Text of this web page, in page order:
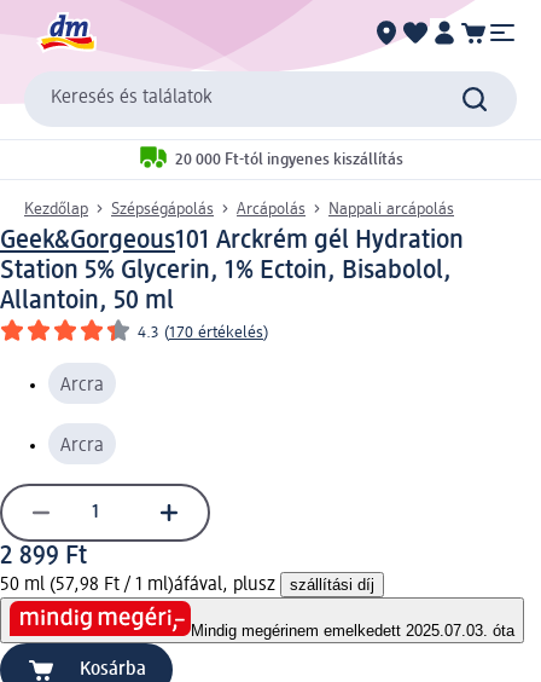
Keresés és találatok
20 000 Ft-tól ingyenes kiszállítás
Kezdőlap Szépségápolás Arcápolás Nappali arcápolás
Geek&Gorgeous101 Arckrém gél Hydration
Station 5% Glycerin, 1% Ectoin, Bisabolol,
Allantoin, 50 ml
4.3 (170 értékelés)
Arcra
Arcra
2 899 Ft
50 ml (57,98 Ft / 1 ml)áfával, plusz szállítási díj
Mindig megérinem emelkedett 2025.07.03. óta
Kosárba